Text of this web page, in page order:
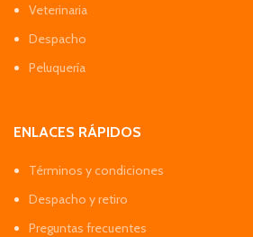
Veterinaria
Despacho
Peluquería
ENLACES RÁPIDOS
Términos y condiciones
Despacho y retiro
Preguntas frecuentes